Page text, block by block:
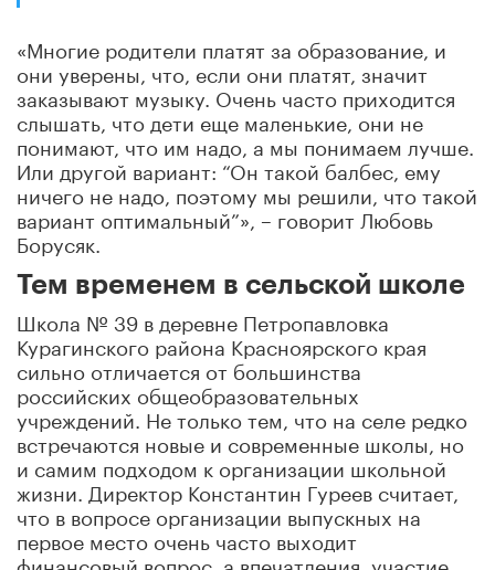
«Многие родители платят за образование, и
они уверены, что, если они платят, значит
заказывают музыку. Очень часто приходится
слышать, что дети еще маленькие, они не
понимают, что им надо, а мы понимаем лучше.
Или другой вариант: “Он такой балбес, ему
ничего не надо, поэтому мы решили, что такой
вариант оптимальный”», – говорит Любовь
Борусяк.
Тем временем в сельской школе
Школа № 39 в деревне Петропавловка
Курагинского района Красноярского края
сильно отличается от большинства
российских общеобразовательных
учреждений. Не только тем, что на селе редко
встречаются новые и современные школы, но
и самим подходом к организации школьной
жизни. Директор Константин Гуреев считает,
что в вопросе организации выпускных на
первое место очень часто выходит
финансовый вопрос, а впечатления, участие